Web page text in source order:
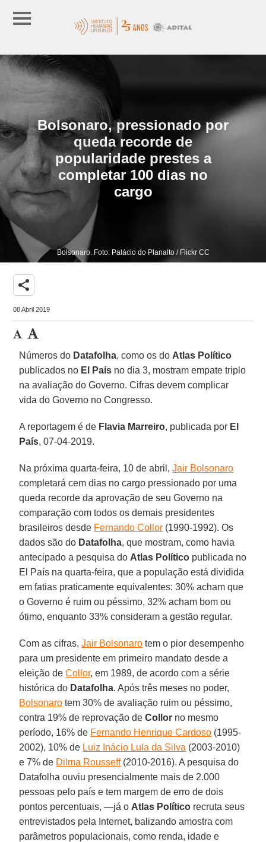
Bolsonaro, pressionado por
queda recorde de
popularidade prestes a
completar 100 dias no
cargo
Bolsonaro. Foto: Palácio do Planalto / Flickr CC
share
08 Abril 2019
Números do Datafolha, como os do Atlas Político
publicados no El País no dia 3, mostram empate triplo
na avaliação do Governo. Cifras devem complicar
vida do Governo no Congresso.
A reportagem é de Flavia Marreiro, publicada por El
País, 07-04-2019.
Na próxima quarta-feira, 10 de abril,Jair Bolsonaro
completará cem dias no cargo pressionado por uma
queda recorde da aprovação de seu Governo na
comparação com todos os demais presidentes
brasileiros desde Fernando Collor (1990-1992). Os
dados são do Datafolha, que mostram, como havia
antecipado a pesquisa do Atlas Político publicada no
El País na quarta-feira, que a população está dividida
em fatias praticamente equivalentes: 30% acham que
o Governo é ruim ou péssimo, 32% acham bom ou
ótimo, enquanto 33% consideram a gestão regular.
Com as cifras,Jair Bolsonaro tem o pior desempenho
para um presidente em primeiro mandato desde a
eleição deCollor, em 1989, de acordo com a série
histórica do Datafolha. Após três meses no poder,
Bolsonaro tem 30% de avaliação ruim ou péssimo,
contra 19% de reprovação deCollor no mesmo
período, 16% de Fernando Henrique Cardoso (1995-
2002), 10% de Luiz Inácio Lula da Silva (2003-2010)
e 7% de Dilma Rousseff(2010-2016). A pesquisa do
Datafolha ouviu presencialmente mais de 2.000
pessoas pelo país e tem margem de erro de dois
pontos percentuais, —já o Atlas Político recruta seus
entrevistados pela Internet, balizando amostra com
parâmetros populacionais, como renda, idade e